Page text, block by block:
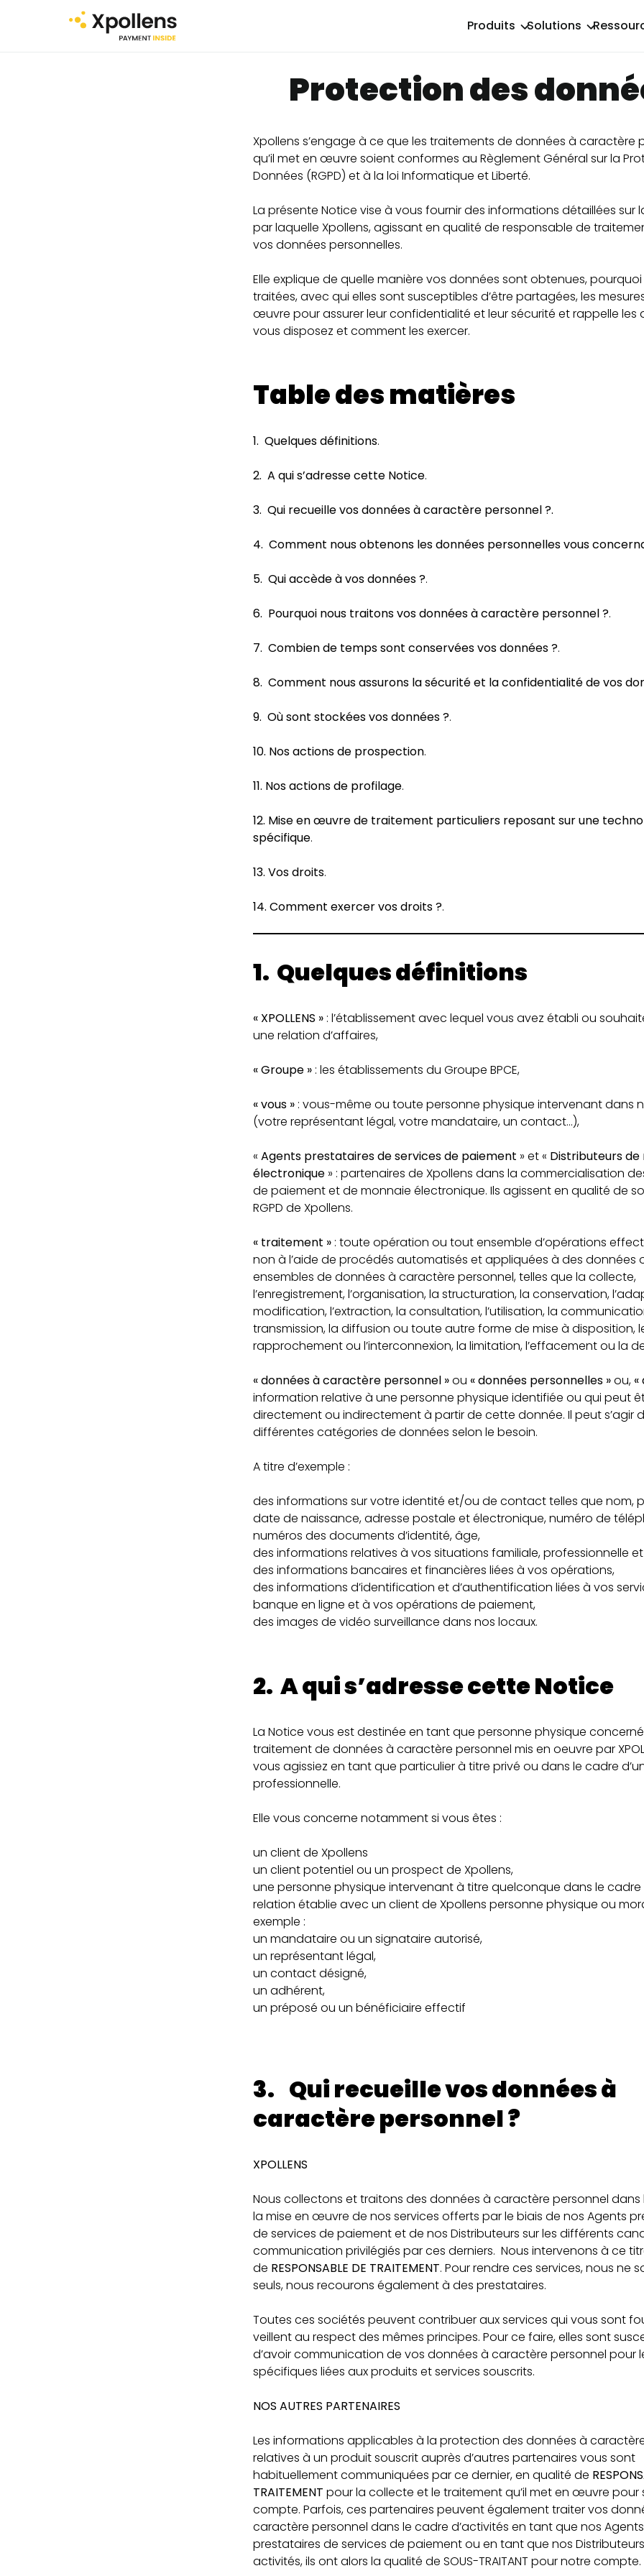
Produits Solutions
Protection des
Xpollens s’engage à ce que les traitements de données à caractère
qu’il met en œuvre soient conformes au Règlement Général sur la
Données (RGPD) et à la loi Informatique et Liberté.
La présente Notice vise à vous fournir des informations détaillées sur
par laquelle Xpollens, agissant en qualité de responsable de
vos données personnelles.
Elle explique de quelle manière vos données sont obtenues,
traitées, avec qui elles sont susceptibles d’être partagées, les
œuvre pour assurer leur confidentialité et leur sécurité et rappelle les
vous disposez et comment les exercer.
Table des matières
1. Quelques définitions.
2. A qui s’adresse cette Notice.
3. Qui recueille vos données à caractère personnel ?.
4. Comment nous obtenons les données personnelles vous
5. Qui accède à vos données ?.
6. Pourquoi nous traitons vos données à caractère personnel ?.
7. Combien de temps sont conservées vos données ?.
8. Comment nous assurons la sécurité et la confidentialité de vos
9. Où sont stockées vos données ?.
10. Nos actions de prospection.
11. Nos actions de profilage.
12. Mise en œuvre de traitement particuliers reposant sur une
spécifique.
13. Vos droits.
14. Comment exercer vos droits ?.
1. Quelques définitions
« XPOLLENS » : l’établissement avec lequel vous avez établi ou
une relation d’affaires,
« Groupe » : les établissements du Groupe BPCE,
« vous » : vous-même ou toute personne physique intervenant dans
(votre représentant légal, votre mandataire, un contact…),
« Agents prestataires de services de paiement » et « Distributeurs de
électronique » : partenaires de Xpollens dans la commercialisation
de paiement et de monnaie électronique. Ils agissent en qualité de
RGPD de Xpollens.
« traitement » : toute opération ou tout ensemble d’opérations
non à l’aide de procédés automatisés et appliquées à des données
ensembles de données à caractère personnel, telles que la collecte,
l’enregistrement, l’organisation, la structuration, la conservation,
modification, l’extraction, la consultation, l’utilisation, la
transmission, la diffusion ou toute autre forme de mise à disposition,
rapprochement ou l’interconnexion, la limitation, l’effacement ou la
« données à caractère personnel »ou « données personnelles »ou, «
information relative à une personne physique identifiée ou qui peut
directement ou indirectement à partir de cette donnée. Il peut s’agir
différentes catégories de données selon le besoin.
A titre d’exemple :
des informations sur votre identité et/ou de contact telles que nom,
date de naissance, adresse postale et électronique, numéro de
numéros des documents d’identité, âge,
des informations relatives à vos situations familiale, professionnelle
des informations bancaires et financières liées à vos opérations,
des informations d’identification et d’authentification liées à vos
banque en ligne et à vos opérations de paiement,
des images de vidéo surveillance dans nos locaux.
2. A qui s’adresse cette Notice
La Notice vous est destinée en tant que personne physique
traitement de données à caractère personnel mis en oeuvre par
vous agissiez en tant que particulier à titre privé ou dans le cadre
professionnelle.
Elle vous concerne notamment si vous êtes :
un client de Xpollens
un client potentiel ou un prospect de Xpollens,
une personne physique intervenant à titre quelconque dans le cadre
relation établie avec un client de Xpollens personne physique ou
exemple :
un mandataire ou un signataire autorisé,
un représentant légal,
un contact désigné,
un adhérent,
un préposé ou un bénéficiaire effectif
3. Qui recueille vos données à
caractère personnel ?
XPOLLENS
Nous collectons et traitons des données à caractère personnel dans
la mise en œuvre de nos services offerts par le biais de nos Agents
de services de paiement et de nos Distributeurs sur les différents
communication privilégiés par ces derniers. Nous intervenons à ce
de RESPONSABLE DE TRAITEMENT. Pour rendre ces services, nous ne
seuls, nous recourons également à des prestataires.
Toutes ces sociétés peuvent contribuer aux services qui vous sont
veillent au respect des mêmes principes. Pour ce faire, elles sont
d’avoir communication de vos données à caractère personnel pour
spécifiques liées aux produits et services souscrits.
NOS AUTRES PARTENAIRES
Les informations applicables à la protection des données à
relatives à un produit souscrit auprès d’autres partenaires vous sont
habituellement communiquées par ce dernier, en qualité de
TRAITEMENT pour la collecte et le traitement qu’il met en œuvre pour
compte. Parfois, ces partenaires peuvent également traiter vos
caractère personnel dans le cadre d’activités en tant que nos Agents
prestataires de services de paiement ou en tant que nos
activités, ils ont alors la qualité de SOUS-TRAITANT pour notre compte.